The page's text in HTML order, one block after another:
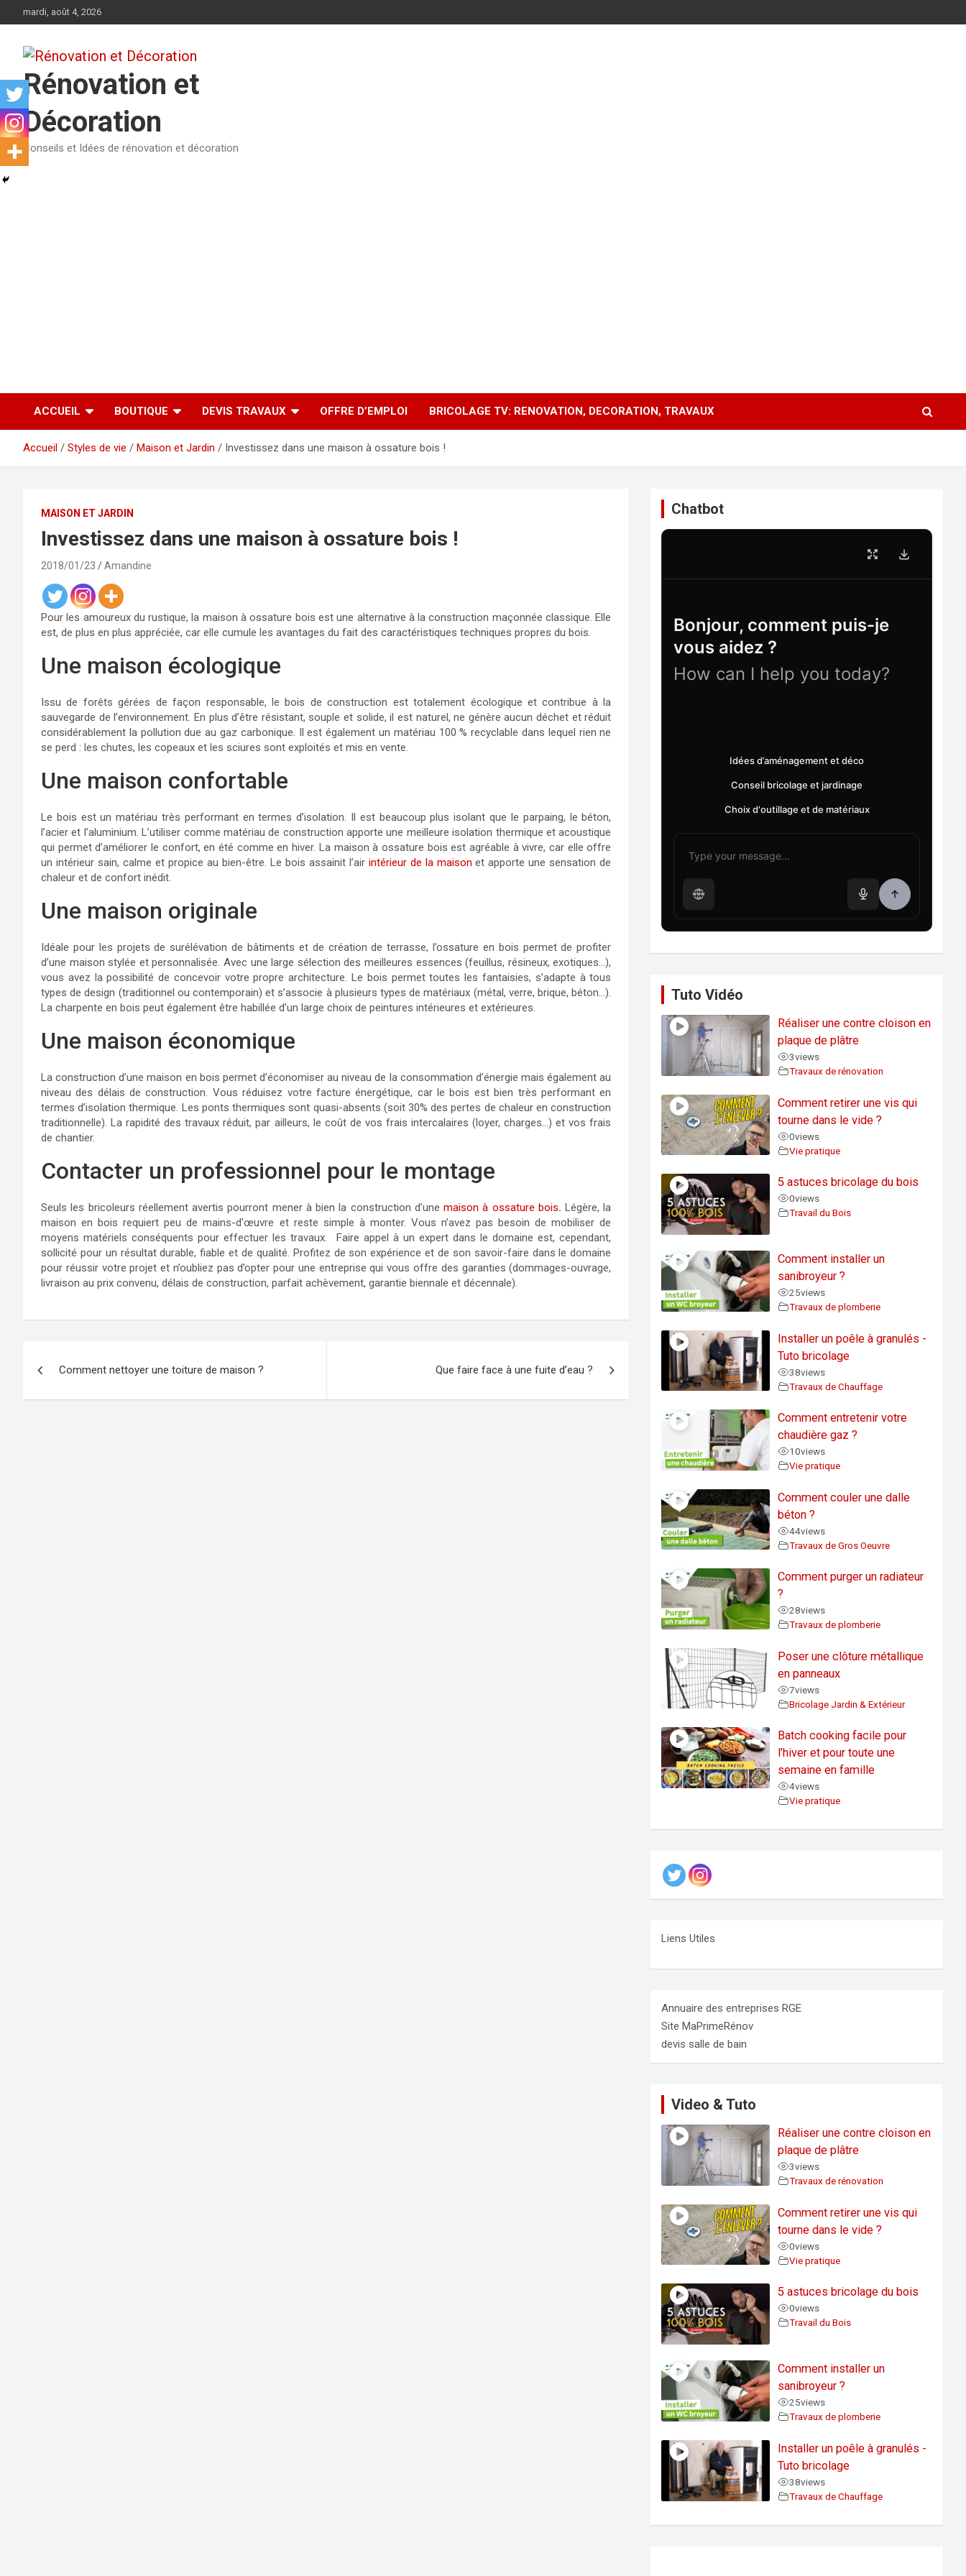
au
mardi, août 4, 2026
Rénovation et
Décoration
Conseils et Idées de rénovation et décoration
ACCUEIL BOUTIQUE DEVIS TRAVAUX OFFRE D’EMPLOI BRICOLAGE TV: RENOVATION, DECORATION, TRAVAUX
Accueil Styles de vie Maison et Jardin Investissez dans une maison à ossature bois !
MAISON ET JARDIN
Investissez dans une maison à ossature bois !
2018/01/23 Amandine
Pour les amoureux du rustique, la maison à ossature bois est une alternative à la construction maçonnée classique. Elle
est, de plus en plus appréciée, car elle cumule les avantages du fait des caractéristiques techniques propres du bois.
Une maison écologique
Issu de forêts gérées de façon responsable, le bois de construction est totalement écologique et contribue à la
sauvegarde de l’environnement. En plus d’être résistant, souple et solide, il est naturel, ne génère aucun déchet et réduit
considérablement la pollution due au gaz carbonique. Il est également un matériau 100 % recyclable dans lequel rien ne
se perd : les chutes, les copeaux et les sciures sont exploités et mis en vente.
Une maison confortable
Le bois est un matériau très performant en termes d’isolation. Il est beaucoup plus isolant que le parpaing, le béton,
l’acier et l’aluminium. L’utiliser comme matériau de construction apporte une meilleure isolation thermique et acoustique
qui permet d’améliorer le confort, en été comme en hiver. La maison à ossature bois est agréable à vivre, car elle offre
un intérieur sain, calme et propice au bien-être. Le bois assainit l’air intérieur de la maison et apporte une sensation de
chaleur et de confort inédit.
Une maison originale
Idéale pour les projets de surélévation de bâtiments et de création de terrasse, l’ossature en bois permet de profiter
d’une maison stylée et personnalisée. Avec une large sélection des meilleures essences (feuillus, résineux, exotiques…),
vous avez la possibilité de concevoir votre propre architecture. Le bois permet toutes les fantaisies, s’adapte à tous
types de design (traditionnel ou contemporain) et s’associe à plusieurs types de matériaux (métal, verre, brique, béton…).
La charpente en bois peut également être habillée d’un large choix de peintures intérieures et extérieures.
Une maison économique
La construction d’une maison en bois permet d’économiser au niveau de la consommation d’énergie mais également au
niveau des délais de construction. Vous réduisez votre facture énergétique, car le bois est bien très performant en
termes d’isolation thermique. Les ponts thermiques sont quasi-absents (soit 30% des pertes de chaleur en construction
traditionnelle). La rapidité des travaux réduit, par ailleurs, le coût de vos frais intercalaires (loyer, charges…) et vos frais
de chantier.
Contacter un professionnel pour le montage
Seuls les bricoleurs réellement avertis pourront mener à bien la construction d’unemaison à ossature bois.Légère, la
maison en bois requiert peu de mains-d’œuvre et reste simple à monter. Vous n’avez pas besoin de mobiliser de
moyens matériels conséquents pour effectuer les travaux. Faire appel à un expert dans le domaine est, cependant,
sollicité pour un résultat durable, fiable et de qualité. Profitez de son expérience et de son savoir-faire dans le domaine
pour réussir votre projet et n’oubliez pas d’opter pour une entreprise qui vous offre des garanties (dommages-ouvrage,
livraison au prix convenu, délais de construction, parfait achèvement, garantie biennale et décennale).
Comment nettoyer une toiture de maison ? Que faire face à une fuite d’eau ?
Chatbot
Bonjour, comment puis-je
vous aidez ?
How can I help you today?
Idées d’aménagement et déco
Conseil bricolage et jardinage
Choix d'outillage et de matériaux
Tuto Vidéo
Réaliser une contre cloison en
plaque de plâtre
3views
Travaux de rénovation
Comment retirer une vis qui
tourne dans le vide ?
0views
Vie pratique
5 astuces bricolage du bois
0views
Travail du Bois
Comment installer un
sanibroyeur ?
25views
Travaux de plomberie
Installer un poêle à granulés -
Tuto bricolage
38views
Travaux de Chauffage
Comment entretenir votre
chaudière gaz ?
10views
Vie pratique
Comment couler une dalle
béton ?
44views
Travaux de Gros Oeuvre
Comment purger un radiateur
?
28views
Travaux de plomberie
Poser une clôture métallique
en panneaux
7views
Bricolage Jardin & Extérieur
Batch cooking facile pour
l’hiver et pour toute une
semaine en famille
4views
Vie pratique
Liens Utiles
Annuaire des entreprises RGE
Site MaPrimeRénov
devis salle de bain
Video & Tuto
Réaliser une contre cloison en
plaque de plâtre
3views
Travaux de rénovation
Comment retirer une vis qui
tourne dans le vide ?
0views
Vie pratique
5 astuces bricolage du bois
0views
Travail du Bois
Comment installer un
sanibroyeur ?
25views
Travaux de plomberie
Installer un poêle à granulés -
Tuto bricolage
38views
Travaux de Chauffage